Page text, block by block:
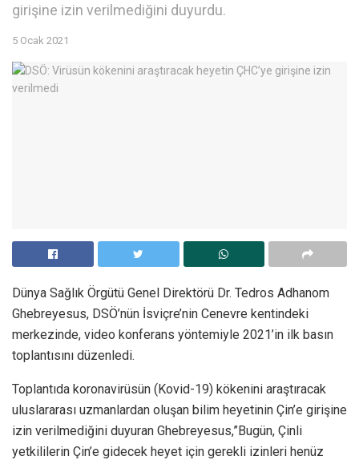
girişine izin verilmediğini duyurdu.
5 Ocak 2021
Dünya Sağlık Örgütü Genel Direktörü Dr. Tedros Adhanom
Ghebreyesus, DSÖ’nün İsviçre’nin Cenevre kentindeki
merkezinde, video konferans yöntemiyle 2021’in ilk basın
toplantısını düzenledi.
Toplantıda koronavirüsün (Kovid-19) kökenini araştıracak
uluslararası uzmanlardan oluşan bilim heyetinin Çin’e girişine
izin verilmediğini duyuran Ghebreyesus,”Bugün, Çinli
yetkililerin Çin’e gidecek heyet için gerekli izinleri henüz